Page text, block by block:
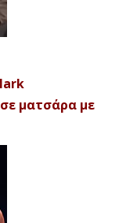
ματσάρα με